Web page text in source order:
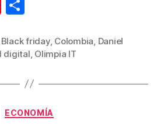
Pi
er
e
st
m
p
ar
Black friday, Colombia, Daniel
digital, Olimpia IT
Categorías
ECONOMÍA